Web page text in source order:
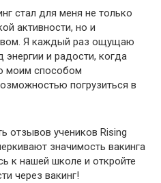
стал для меня не только
активности, но и
Я каждый раз ощущаю
и радости, когда
моим способом
погрузиться в
отзывов учеников Rising
значимость вакинга
к нашей школе и откройте
через вакинг!